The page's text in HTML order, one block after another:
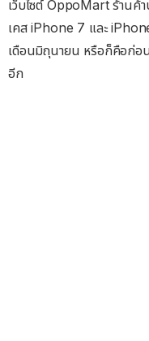
เว็บไซต์ OppoMart ร้านค้
เคส iPhone 7 และ
เดือนมิถุนายน หรือก็คือก่อ
อีก